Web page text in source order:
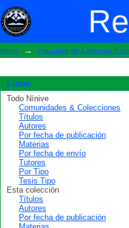
Buscar
Inicio → Facultad de Ciencias
Listar
Todo Nínive
Comunidades & Colecciones
Títulos
Autores
Por fecha de publicación
Materias
Por fecha de envío
Tutores
Por Tipo
Tesis Tipo
Esta colección
Títulos
Autores
Por fecha de publicación